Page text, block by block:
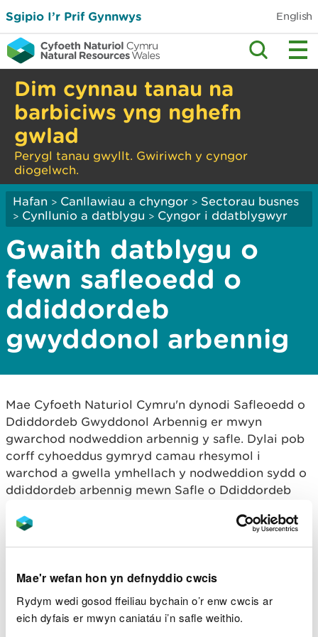
Mae'r wefan hon yn defnyddio cwcis
Rydym wedi gosod ffeiliau bychain o’r enw cwcis ar
eich dyfais er mwyn caniatáu i’n safle weithio.
Sgipio I’r Prif Gynnwys English
Dim cynnau tanau na
barbiciws yng nghefn
gwlad
Perygl tanau gwyllt. Gwiriwch y cyngor
diogelwch.
Hafan > Canllawiau a chyngor > Sectorau busnes
> Cynllunio a datblygu > Cyngor i ddatblygwyr
Gwaith datblygu o
fewn safleoedd o
ddiddordeb
gwyddonol arbennig
Mae Cyfoeth Naturiol Cymru'n dynodi Safleoedd o
Ddiddordeb Gwyddonol Arbennig er mwyn
gwarchod nodweddion arbennig y safle. Dylai pob
corff cyhoeddus gymryd camau rhesymol i
warchod a gwella ymhellach y nodweddion sydd o
ddiddordeb arbennig mewn Safle o Ddiddordeb
Mae hyn yn berthnasol i awdurdodau cynllunio pan
ceisiadau cynllunio.
Os ydych yn berchen neu'n rheoli tir mewn Safle o
Ddiddordeb Gwyddonol Arbennig, rhaid i chi roi